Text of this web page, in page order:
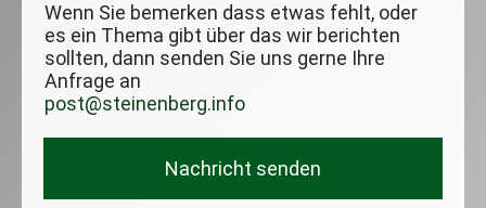
Wenn Sie bemerken dass etwas fehlt, oder
es ein Thema gibt über das wir berichten
sollten, dann senden Sie uns gerne Ihre
Anfrage an
post@steinenberg.info
Nachricht senden